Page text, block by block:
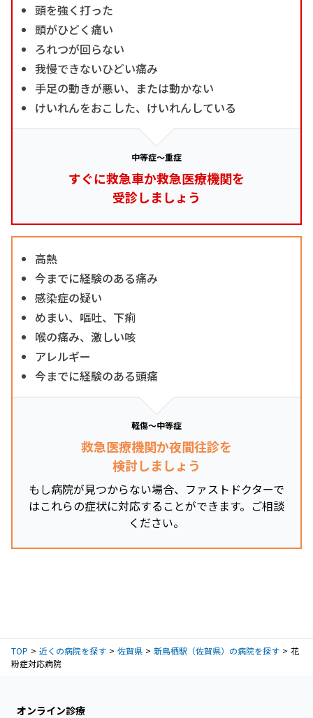
頭を強く打った
頭がひどく痛い
ろれつが回らない
我慢できないひどい痛み
手足の動きが悪い、または動かない
けいれんをおこした、けいれんしている
中等症～重症
すぐに救急車か救急医療機関を
受診しましょう
高熱
今までに経験のある痛み
感染症の疑い
めまい、嘔吐、下痢
喉の痛み、激しい咳
アレルギー
今までに経験のある頭痛
軽傷～中等症
救急医療機関か夜間往診を
検討しましょう
もし病院が見つからない場合、ファストドクターで
はこれらの症状に対応することができます。ご相談
ください。
TOP 近くの病院を探す 佐賀県 新鳥栖駅（佐賀県）の病院を探す
花
粉症対応病院
オンライン診療